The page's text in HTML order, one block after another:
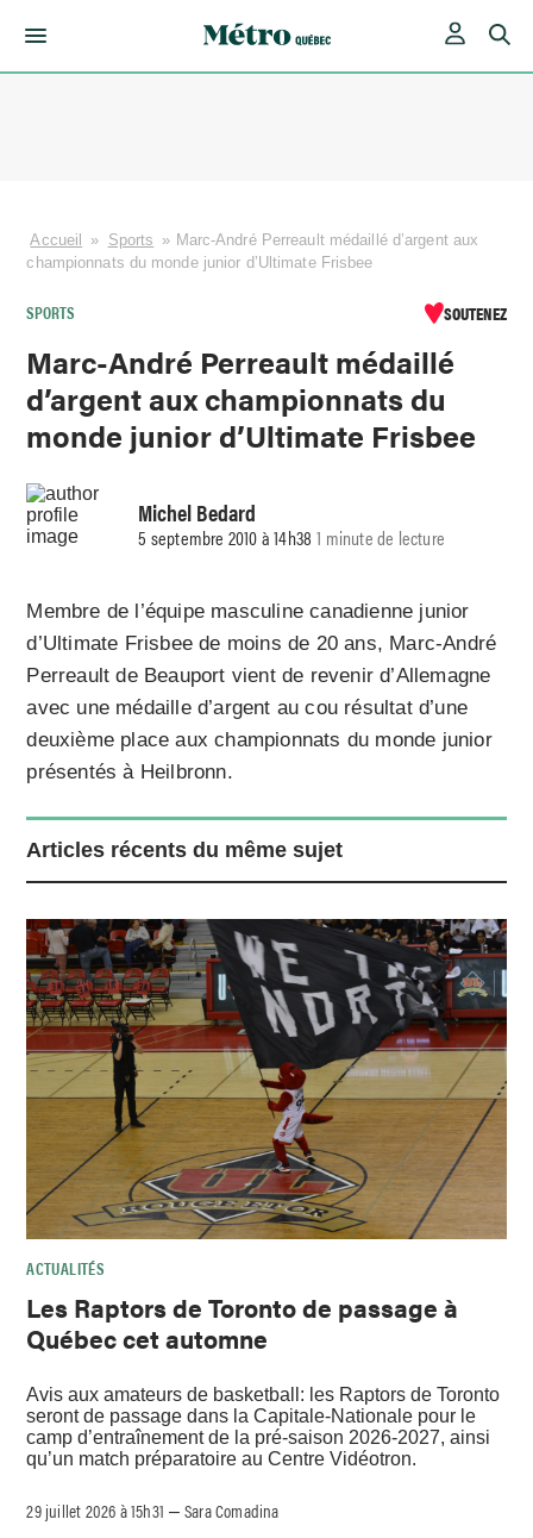
Accueil » Sports » Marc-André Perreault médaillé d’argent aux
championnats du monde junior d’Ultimate Frisbee
SPORTS SOUTENEZ
Marc-André Perreault médaillé
d’argent aux championnats du
monde junior d’Ultimate Frisbee
Michel Bedard
5 septembre 2010 à 14h38 1 minute de lecture
Membre de l’équipe masculine canadienne junior
d’Ultimate Frisbee de moins de 20 ans, Marc-André
Perreault de Beauport vient de revenir d’Allemagne
avec une médaille d’argent au cou résultat d’une
deuxième place aux championnats du monde junior
présentés à Heilbronn.
Articles récents du même sujet
ACTUALITÉS
Les Raptors de Toronto de passage à
Québec cet automne
Avis aux amateurs de basketball: les Raptors de Toronto
seront de passage dans la Capitale-Nationale pour le
camp d’entraînement de la pré-saison 2026-2027, ainsi
qu’un match préparatoire au Centre Vidéotron.
29 juillet 2026 à 15h31 –Sara Comadina